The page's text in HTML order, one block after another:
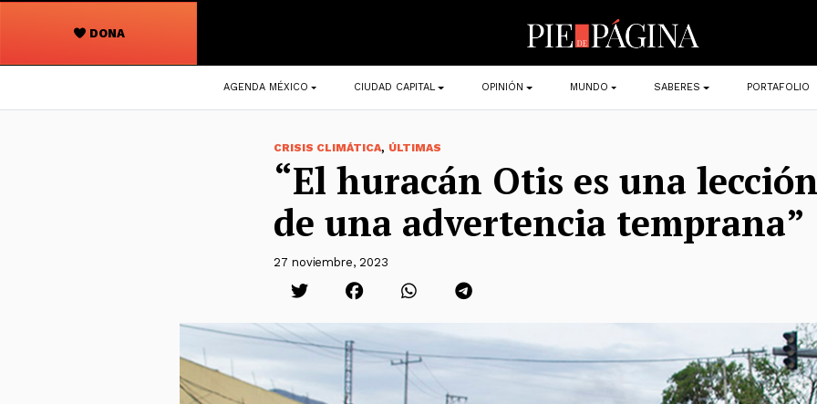
DONA
Navegación
principal
AGENDA MÉXICO CIUDAD CAPITAL OPINIÓN MUNDO SABERES PORTAFOLIO
CRISIS CLIMÁTICA, ÚLTIMAS
“El huracán Otis es una
de una advertencia temprana”
27 noviembre, 2023